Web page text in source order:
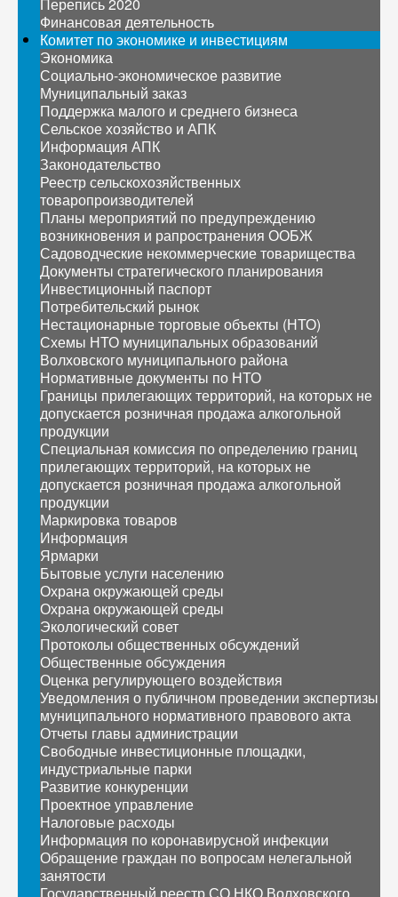
Финансовая деятельность
Комитет по экономике и инвестициям
Экономика
Социально-экономическое развитие
Муниципальный заказ
Поддержка малого и среднего бизнеса
Сельское хозяйство и АПК
Информация АПК
Законодательство
Реестр сельскохозяйственных
товаропроизводителей
Планы мероприятий по предупреждению
возникновения и рапространения ООБЖ
Садоводческие некоммерческие товарищества
Документы стратегического планирования
Инвестиционный паспорт
Потребительский рынок
Нестационарные торговые объекты (НТО)
Схемы НТО муниципальных образований
Волховского муниципального района
Нормативные документы по НТО
Границы прилегающих территорий, на которых не
допускается розничная продажа алкогольной
продукции
Специальная комиссия по определению границ
прилегающих территорий, на которых не
допускается розничная продажа алкогольной
продукции
Маркировка товаров
Информация
Ярмарки
Бытовые услуги населению
Охрана окружающей среды
Охрана окружающей среды
Экологический совет
Протоколы общественных обсуждений
Общественные обсуждения
Оценка регулирующего воздействия
Уведомления о публичном проведении экспертизы
муниципального нормативного правового акта
Отчеты главы администрации
Свободные инвестиционные площадки,
индустриальные парки
Развитие конкуренции
Проектное управление
Налоговые расходы
Информация по коронавирусной инфекции
Обращение граждан по вопросам нелегальной
занятости